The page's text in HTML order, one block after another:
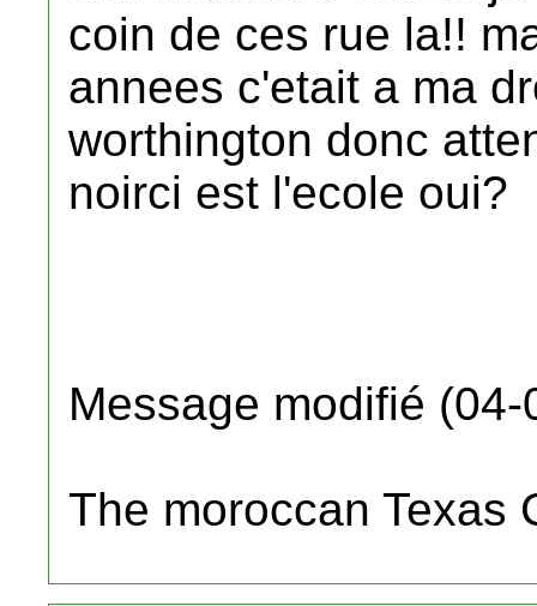
coin de ces rue la!!
annees c'etait a ma
worthington donc
noirci est l'ecole oui?
Message modifié
The moroccan Texas